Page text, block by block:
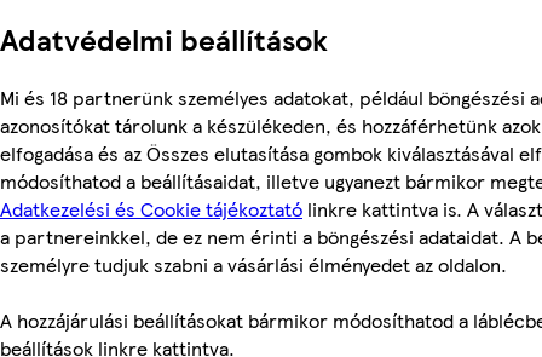
Adatvédelmi beállítások
Mi és 18 partnerünk személyes adatokat, például böngészési
azonosítókat tárolunk a készülékeden, és hozzáférhetünk
elfogadása és az Összes elutasítása gombok kiválasztásával
módosíthatod a beállításaidat, illetve ugyanezt bármikor
Adatkezelési és Cookie tájékoztató linkre kattintva is. A
a partnereinkkel, de ez nem érinti a böngészési adataidat. A
személyre tudjuk szabni a vásárlási élményedet az oldalon.
A hozzájárulási beállításokat bármikor módosíthatod a
beállítások linkre kattintva.